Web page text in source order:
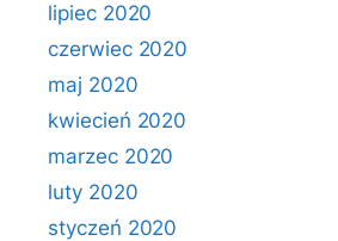
lipiec 2020
czerwiec 2020
maj 2020
kwiecień 2020
marzec 2020
luty 2020
styczeń 2020